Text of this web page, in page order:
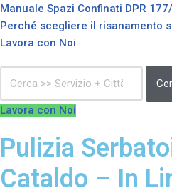
Manuale Spazi Confinati DPR
Perché scegliere il risanamento
Lavora con Noi
Lavora con Noi
Pulizia
Cataldo – In